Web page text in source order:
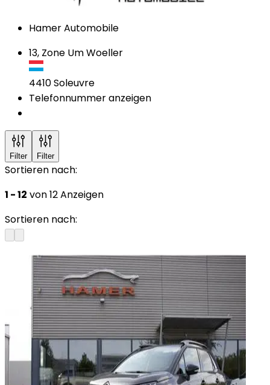
Hamer Automobile
13, Zone Um Woeller
4410Soleuvre
Telefonnummer anzeigen
Filter Filter
Sortieren nach:
1 - 12 von 12 Anzeigen
Sortieren nach: